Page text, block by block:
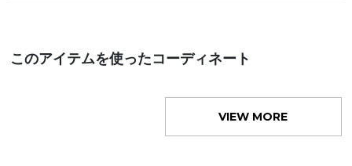
このアイテムを使ったコーディネート
VIEW MORE